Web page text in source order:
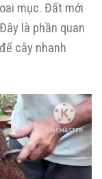
mục. Đất mới
là phần quan
để cây nhanh